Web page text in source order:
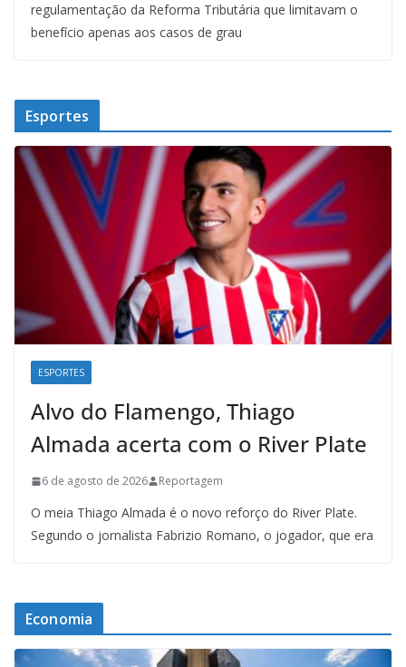
regulamentação da Reforma Tributária que limitavam o
benefício apenas aos casos de grau
Esportes
ESPORTES
Alvo do Flamengo, Thiago
Almada acerta com o River Plate
6 de agosto de 2026 Reportagem
O meia Thiago Almada é o novo reforço do River Plate.
Segundo o jornalista Fabrizio Romano, o jogador, que era
Economia